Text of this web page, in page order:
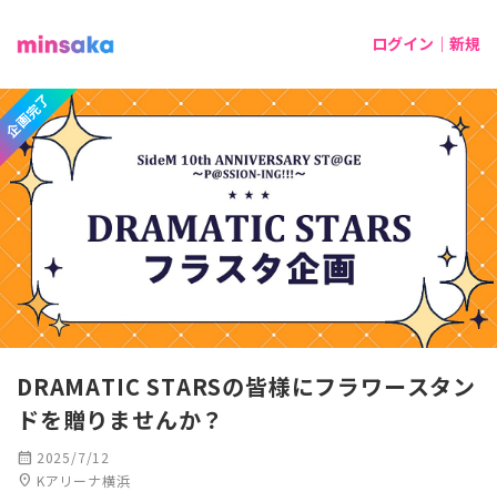
ログイン｜新規
企画完了
DRAMATIC STARSの皆様にフラワースタン
ドを贈りませんか？
calendar_month 2025/7/12
location_on Kアリーナ横浜